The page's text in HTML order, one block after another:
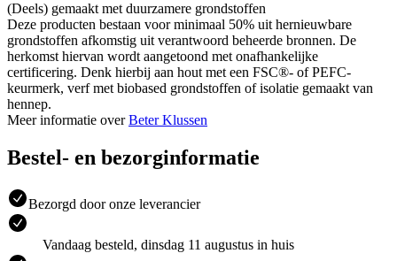
(Deels) gemaakt met duurzamere grondstoffen
Deze producten bestaan voor minimaal 50% uit hernieuwbare
grondstoffen afkomstig uit verantwoord beheerde bronnen. De
herkomst hiervan wordt aangetoond met onafhankelijke
certificering. Denk hierbij aan hout met een FSC®- of PEFC-
keurmerk, verf met biobased grondstoffen of isolatie gemaakt van
hennep.
Meer informatie overBeter Klussen
Bestel- en bezorginformatie
Bezorgd door onze leverancier
Vandaag besteld, dinsdag 11 augustus in huis